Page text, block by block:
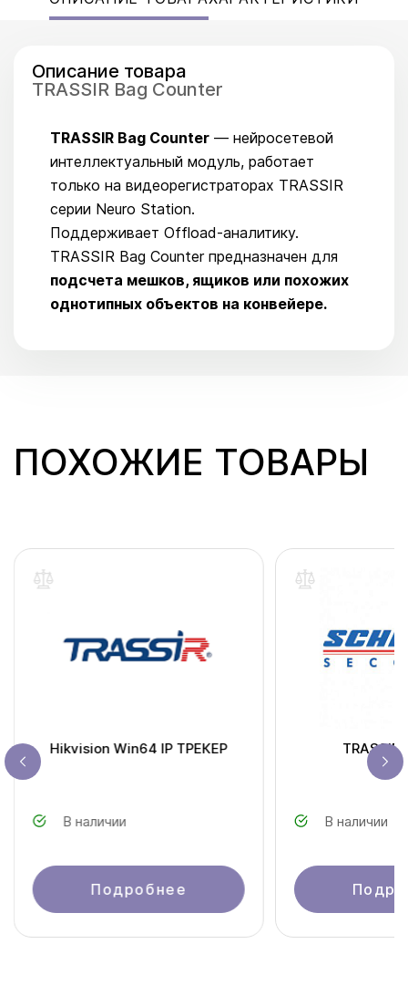
Описание товара
TRASSIR Bag Counter
TRASSIR Bag Counter — нейросетевой
интеллектуальный модуль, работает
только на видеорегистраторах TRASSIR
серии Neuro Station.
Поддерживает Offload-аналитику.
TRASSIR Bag Counter предназначен для
подсчета мешков, ящиков или похожих
однотипных объектов на конвейере.
ПОХОЖИЕ ТОВАРЫ
Hikvision Win64 IP ТРЕКЕР
В наличии
Подробнее
TRASSIR
В наличии